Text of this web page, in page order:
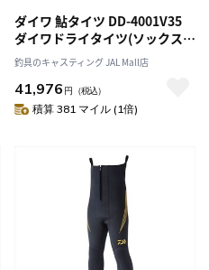
ダイワ 鮎タイツ DD-4001V35
ダイワドライタイツ(ソックス先
割) ブラック LLA
釣具のキャスティング JAL Mall店
41,976 円 （税込）
積算 381 マイル (1倍)